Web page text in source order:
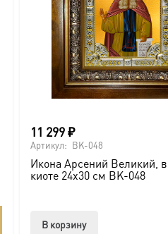
11 299₽
Артикул: BK-048
Икона Арсений Великий,
киоте 24х30 см BK-048
В корзину